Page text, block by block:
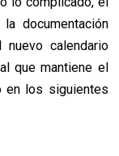
documentación
nuevo calendario
que mantiene el
en los siguientes